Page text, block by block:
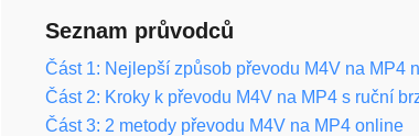
Seznam průvodců
Část 1: Nejlepší způsob převodu M4V na MP4
Část 2: Kroky k převodu M4V na MP4 s ruční
Část 3: 2 metody převodu M4V na MP4 online